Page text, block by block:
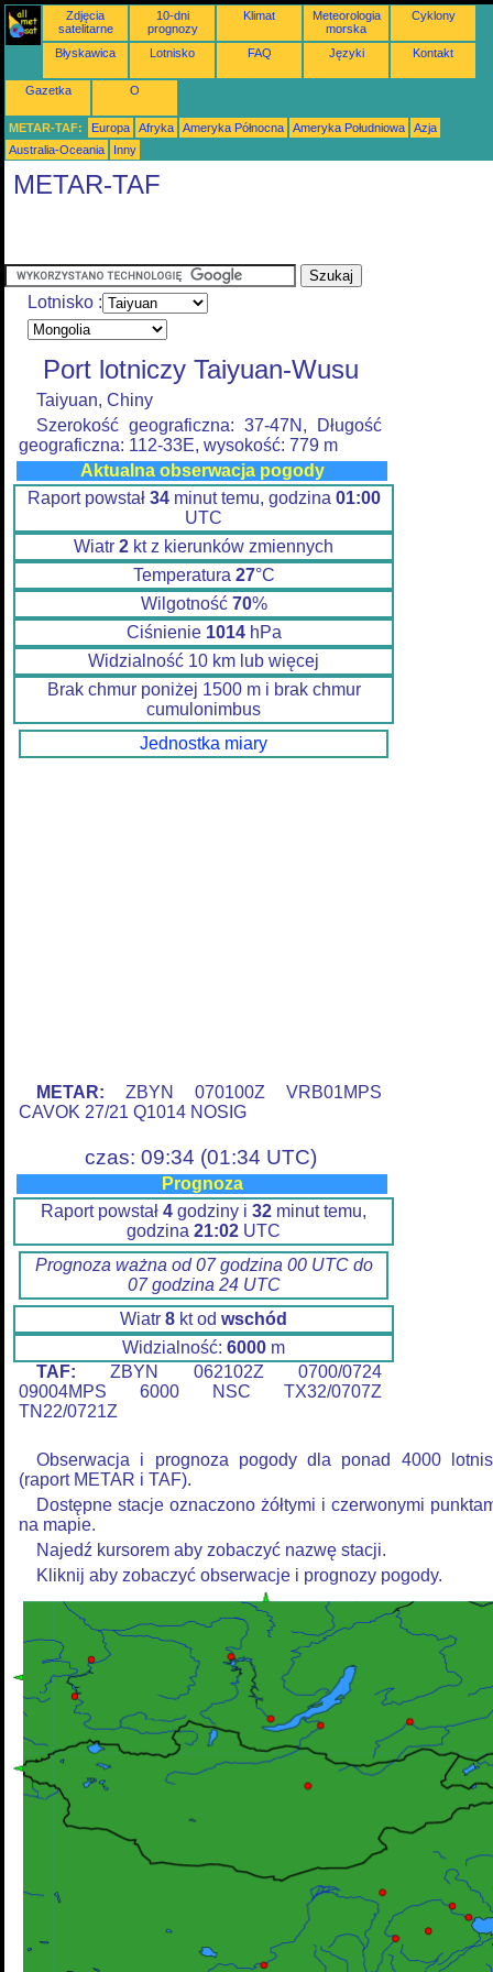
Zdjęcia
satelitarne
10-dni
prognozy
Klimat
Meteorologia
morska
Cyklony
Błyskawica Lotnisko FAQ Języki Kontakt
Gazetka O
METAR-TAF: Europa Afryka Ameryka Północna Ameryka Południowa
Azja
Australia-Oceania
Inny
METAR-TAF
Lotnisko :
Port lotniczy Taiyuan-Wusu
Taiyuan, Chiny
Szerokość geograficzna: 37-47N, Długość
geograficzna: 112-33E, wysokość: 779 m
Aktualna obserwacja pogody
Raport powstał 34minut temu, godzina 01:00
UTC
Wiatr 2 kt z kierunków zmiennych
Temperatura 27°C
Wilgotność 70%
Ciśnienie 1014hPa
Widzialność 10 km lub więcej
Brak chmur poniżej 1500 m i brak chmur
cumulonimbus
Jednostka miary
METAR: ZBYN 070100Z VRB01MPS
CAVOK 27/21 Q1014 NOSIG
czas: 09:34 (01:34 UTC)
Prognoza
Raport powstał 4 godziny i 32 minut temu,
godzina 21:02 UTC
Prognoza ważna od 07 godzina 00 UTC do
07 godzina 24 UTC
Wiatr 8 kt od wschód
Widzialność: 6000 m
TAF: ZBYN 062102Z 0700/0724
09004MPS 6000 NSC TX32/0707Z
TN22/0721Z
Obserwacja i prognoza pogody dla ponad 4000
(raport METAR i TAF).
Dostępne stacje oznaczono żółtymi i czerwonymi
na mapie.
Najedź kursorem aby zobaczyć nazwę stacji.
Kliknij aby zobaczyć obserwacje i prognozy pogody.